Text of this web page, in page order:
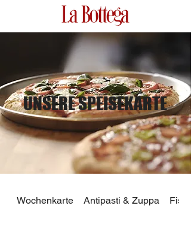
UNSERE SPEISEKARTE
Wochenkarte Antipasti & Zuppa